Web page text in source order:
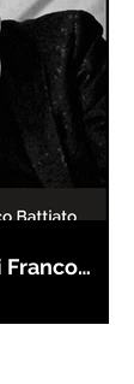
Franco